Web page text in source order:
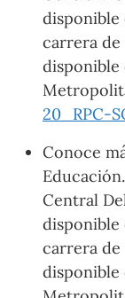
disponible
carrera de
disponible
20_RPC-
Conoce
Central
disponible
carrera de
disponible